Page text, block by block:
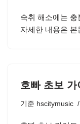
숙취 해소에는
자세한 내용은 본
호빠 초보 가
기준 hscitymusic